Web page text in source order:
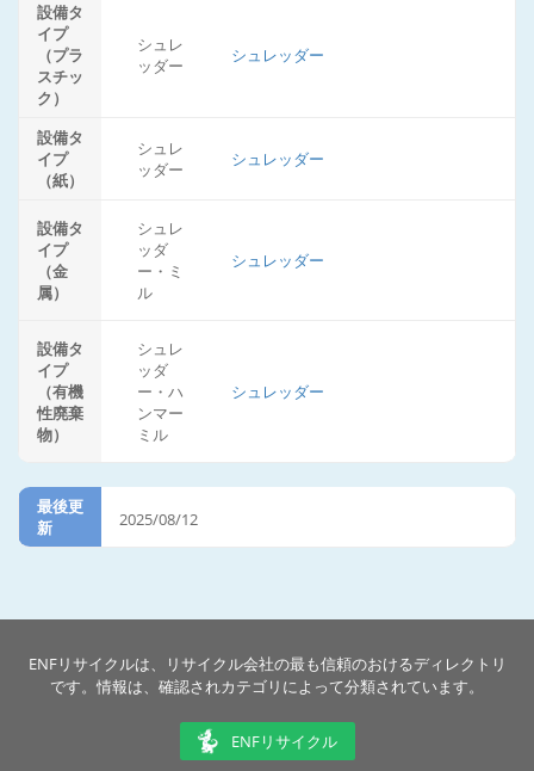
設備タ
イプ
（プラ
スチッ
ク）
シュレ
ッダー
シュレッダー
設備タ
イプ
（紙）
シュレ
ッダー
シュレッダー
設備タ
イプ
（金
属）
シュレ
ッダ
ー・ミ
ル
シュレッダー
設備タ
イプ
（有機
性廃棄
物）
シュレ
ッダ
ー・ハ
ンマー
ミル
シュレッダー
最後更
新
2025/08/12
ENFリサイクルは、リサイクル会社の最も信頼のおけるディレクトリ
です。情報は、確認されカテゴリによって分類されています。
ENFリサイクル